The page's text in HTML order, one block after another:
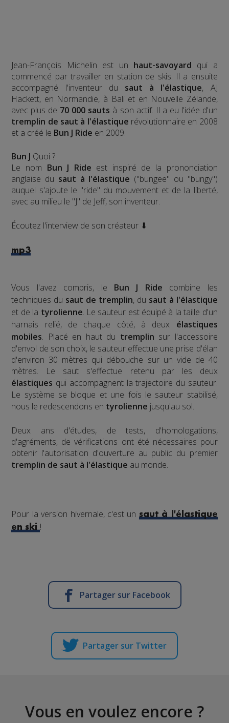
Jean-François Michelin est un haut-savoyard qui a
commencé par travailler en station de skis. Il a ensuite
accompagné l'inventeur du saut à l'élastique, AJ
Hackett, en Normandie, à Bali et en Nouvelle Zélande,
avec plus de 70 000 sauts à son actif. Il a eu l'idée d'un
tremplin de saut à l'élastique révolutionnaire en 2008
et a créé le Bun J Ride en 2009.
Bun J Quoi ?
Le nom Bun J Ride est inspiré de la prononciation
anglaise du saut à l'élastique ("bungee" ou "bungy")
auquel s'ajoute le "ride" du mouvement et de la liberté,
avec au milieu le "J" de Jeff, son inventeur.
Écoutez l'interview de son créateur ⬇
mp3
Vous l'avez compris, le Bun J Ride combine les
techniques du saut de tremplin, du saut à l'élastique
et de la tyrolienne. Le sauteur est équipé à la taille d'un
harnais relié, de chaque côté, à deux élastiques
mobiles. Placé en haut du tremplin sur l'accessoire
d'envol de son choix, le sauteur effectue une prise d'élan
d'environ 30 mètres qui débouche sur un vide de 40
mètres. Le saut s'effectue retenu par les deux
élastiques qui accompagnent la trajectoire du sauteur.
Le système se bloque et une fois le sauteur stabilisé,
nous le redescendons en tyrolienne jusqu'au sol.
​Deux ans d'études, de tests, d'homologations,
d'agréments, de vérifications ont été nécessaires pour
obtenir l'autorisation d'ouverture au public du premier
tremplin de saut à l'élastique au monde.
Pour la version hivernale, c'est un saut à l'élastique
en ski!
Partager sur Facebook
Partager sur Twitter
Vous en voulez encore ?